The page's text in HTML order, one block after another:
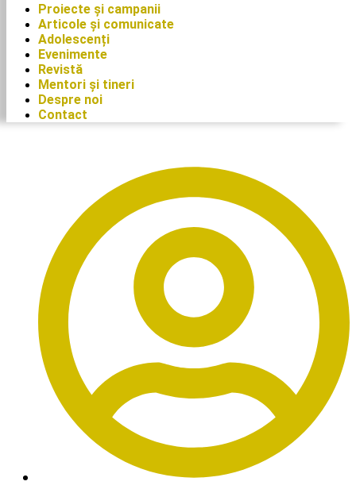
Proiecte și campanii
Articole și comunicate
Adolescenți
Evenimente
Revistă
Mentori și tineri
Despre noi
Contact